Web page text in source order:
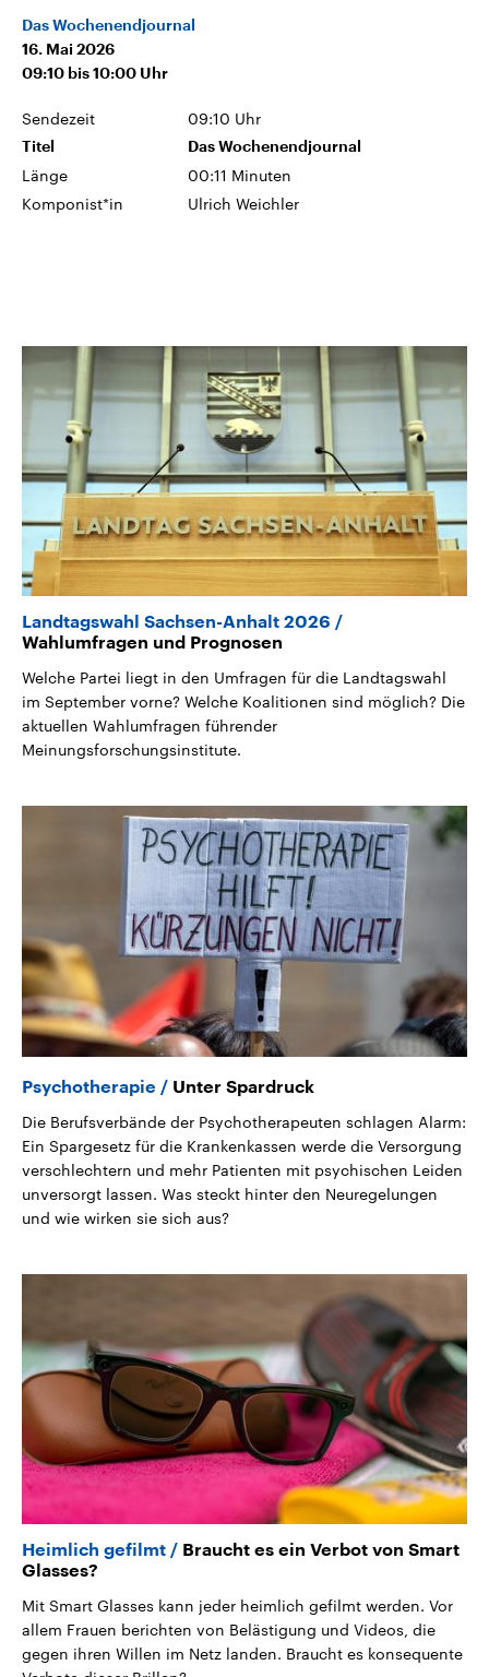
Das Wochenendjournal
16. Mai 2026
09:10 bis 10:00 Uhr
Sendezeit 09:10 Uhr
Titel Das Wochenendjournal
Länge
00:11 Minuten
Komponist*in
Ulrich Weichler
Landtagswahl Sachsen-Anhalt 2026
Wahlumfragen und Prognosen
Welche Partei liegt in den Umfragen für die Landtagswahl
im September vorne? Welche Koalitionen sind möglich? Die
aktuellen Wahlumfragen führender
Meinungsforschungsinstitute.
Psychotherapie Unter Spardruck
Die Berufsverbände der Psychotherapeuten schlagen Alarm:
Ein Spargesetz für die Krankenkassen werde die Versorgung
verschlechtern und mehr Patienten mit psychischen Leiden
unversorgt lassen. Was steckt hinter den Neuregelungen
und wie wirken sie sich aus?
Heimlich gefilmt
Braucht es ein Verbot von Smart
Glasses?
Mit Smart Glasses kann jeder heimlich gefilmt werden. Vor
allem Frauen berichten von Belästigung und Videos, die
gegen ihren Willen im Netz landen. Braucht es konsequente